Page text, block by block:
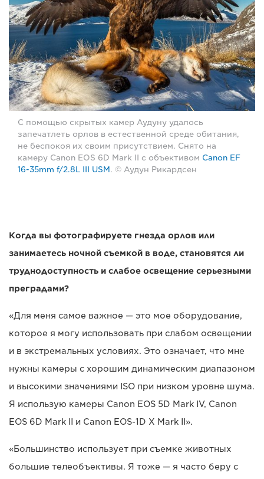
С помощью скрытых камер Аудуну удалось
запечатлеть орлов в естественной среде обитания,
не беспокоя их своим присутствием. Снято на
камеру Canon EOS 6D Mark II с объективом Canon EF
16-35mm f/2.8L III USM . © Аудун Рикардсен
Когда вы фотографируете гнезда орлов или
занимаетесь ночной съемкой в воде, становятся ли
труднодоступность и слабое освещение серьезными
преградами?
«Для меня самое важное — это мое оборудование,
которое я могу использовать при слабом освещении
и в экстремальных условиях. Это означает, что мне
нужны камеры с хорошим динамическим диапазоном
и высокими значениями ISO при низком уровне шума.
Я использую камеры Canon EOS 5D Mark IV, Canon
EOS 6D Mark II и Canon EOS-1D X Mark II».
«Большинство использует при съемке животных
большие телеобъективы. Я тоже — я часто беру с